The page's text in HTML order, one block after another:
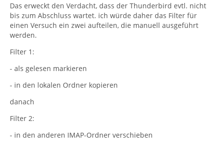
Das erweckt den Verdacht, dass der Thunderbird evtl. nicht
bis zum Abschluss wartet. ich würde daher das Filter für
einen Versuch ein zwei aufteilen, die manuell ausgeführt
werden.
Filter 1:
- als gelesen markieren
- in den lokalen Ordner kopieren
danach
Filter 2:
- in den anderen IMAP-Ordner verschieben